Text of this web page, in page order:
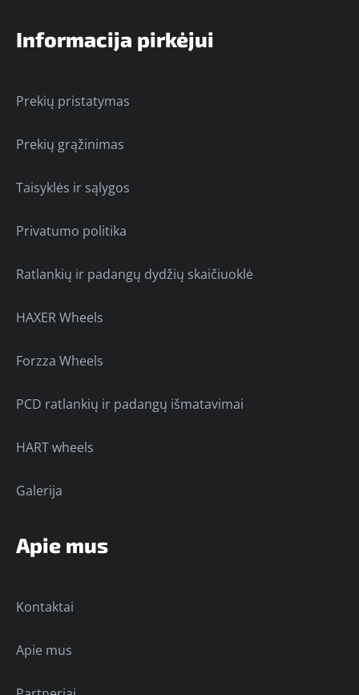
Informacija pirkėjui
Prekių pristatymas
Prekių grąžinimas
Taisyklės ir sąlygos
Privatumo politika
Ratlankių ir padangų dydžių skaičiuoklė
HAXER Wheels
Forzza Wheels
PCD ratlankių ir padangų išmatavimai
HART wheels
Galerija
Apie mus
Kontaktai
Apie mus